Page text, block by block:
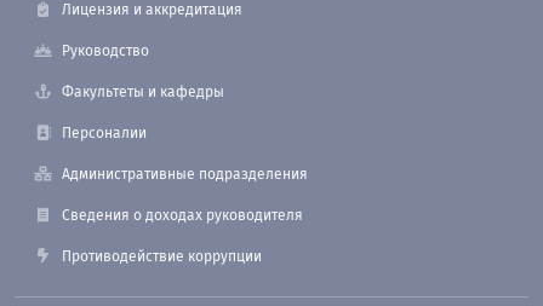
Лицензия и аккредитация
Руководство
Факультеты и кафедры
Персоналии
Административные подразделения
Сведения о доходах руководителя
Противодействие коррупции